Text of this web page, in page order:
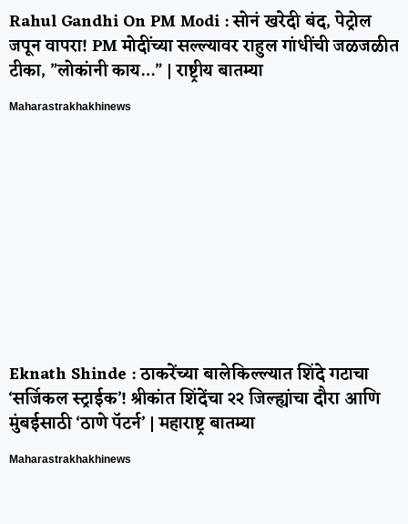
Rahul Gandhi On PM Modi : सोनं खरेदी बंद, पेट्रोल
जपून वापरा! PM मोदींच्या सल्ल्यावर राहुल गांधींची जळजळीत
टीका, ”लोकांनी काय…” | राष्ट्रीय बातम्या
Maharastrakhakhinews
Eknath Shinde : ठाकरेंच्या बालेकिल्ल्यात शिंदे गटाचा
‘सर्जिकल स्ट्राईक’! श्रीकांत शिंदेंचा २२ जिल्ह्यांचा दौरा आणि
मुंबईसाठी ‘ठाणे पॅटर्न’ | महाराष्ट्र बातम्या
Maharastrakhakhinews